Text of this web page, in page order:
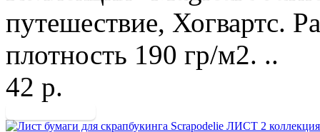
путешествие, Хогвартс.
плотность 190 гр/м2. ..
42 р.